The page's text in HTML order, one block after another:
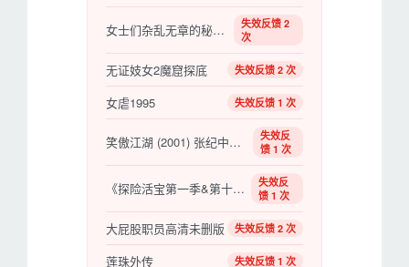
女士们杂乱无章的秘密工作
失效反馈 2
次
无证妓女2魔窟探底 失效反馈 2 次
女虐1995 失效反馈 1 次
笑傲江湖 (2001) 张纪中版 -1080P超清-阿里网盘
失效反
馈 1 次
《探险活宝第一季&第十季》百度云网盘下载
失效反
馈 1 次
大屁股职员高清未删版 失效反馈 2 次
莲珠外传 失效反馈 1 次